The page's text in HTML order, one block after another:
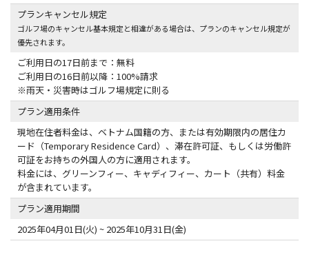
プランキャンセル規定
ゴルフ場のキャンセル基本規定と相違がある場合は、プランのキャンセル規定が
優先されます。
ご利用日の17日前まで：無料
ご利用日の16日前以降：100%請求
※雨天・災害時はゴルフ場規定に則る
プラン適用条件
現地在住者料金は、ベトナム国籍の方、または有効期限内の居住カ
ード（Temporary Residence Card）、滞在許可証、もしくは労働許
可証をお持ちの外国人の方に適用されます。
料金には、グリーンフィー、キャディフィー、カート（共有）料金
が含まれています。
プラン適用期間
2025年04月01日(火) ~ 2025年10月31日(金)